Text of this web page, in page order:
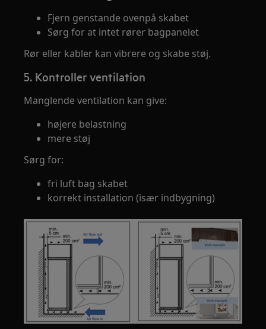
Fjern genstande ovenpå skabet
Sørg for at intet rører bagpanelet
Rør eller kabler kan vibrere og skabe støj.
5. Kontroller ventilation
Manglende ventilation kan give:
højere belastning
mere støj
Sørg for:
fri luft bag skabet
korrekt installation (især indbygning)